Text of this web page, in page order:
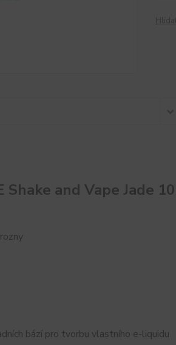
Shake and Vape Jade
bází pro tvorbu vlastního e-liquidu